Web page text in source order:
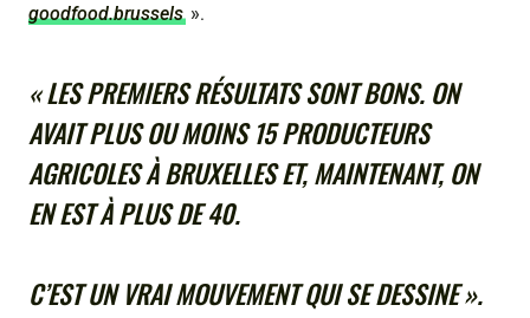
goodfood.brussels ».
« LES PREMIERS RÉSULTATS SONT BONS. ON
AVAIT PLUS OU MOINS 15 PRODUCTEURS
AGRICOLES À BRUXELLES ET, MAINTENANT, ON
EN EST À PLUS DE 40.
C’EST UN VRAI MOUVEMENT QUI SE DESSINE ».